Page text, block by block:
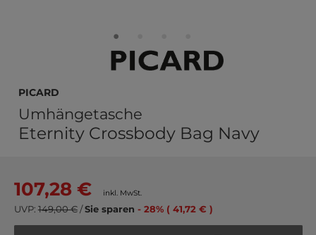
PICARD
Umhängetasche
Eternity Crossbody Bag Navy
107,28 € inkl. MwSt.
UVP: 149,00 €/Sie sparen - 28% ( 41,72 € )